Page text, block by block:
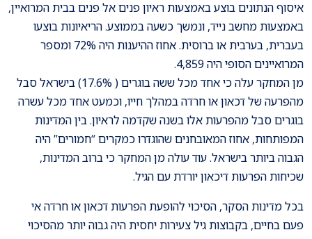
איסוף הנתונים בוצע באמצעות ראיון פנים אל פנים בבית המרואיין,
באמצעות מחשב נייד, ונמשך כשעה בממוצע. הריאיונות בוצעו
בעברית, בערבית או ברוסית. אחוז ההיענות היה 72% ומספר
המרואיינים הסופי היה 4,859.
מן המחקר עלה כי אחד מכל ששה בוגרים ( 17.6%) בישראל סבל
מהפרעה של דכאון או חרדה במהלך חייו, וכמעט אחד מכל עשרה
בוגרים סבל מהפרעות אלו בשנה שקדמה לראיון. בין המדינות
המפותחות, אחוז המאובחנים שהוגדרו כמקרים “חמורים” היה
הגבוה ביותר בישראל. עוד עולה מן המחקר כי ברוב המדינות,
שכיחות הפרעות דיכאון יורדת עם הגיל.
בכל מדינות הסקר, הסיכוי להופעת הפרעות דכאון או חרדה אי
פעם בחיים, בקבוצות גיל צעירות יחסית היה גבוה יותר מהסיכוי